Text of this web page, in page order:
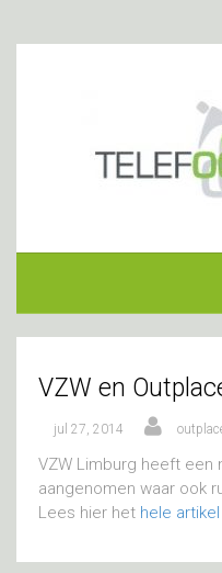
VZW en
jul 27, 2014
VZW Limburg heeft een
aangenomen waar ook
Lees hier het hele artikel